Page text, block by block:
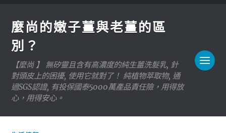
麼尚的嫩子薑與老薑的區
別？
【麼尚 】 無矽靈且含有高濃度的純生薑洗髮乳, 針
對頭皮上的困擾, 使用它就對了！ 純植物萃取物, 通
過SGS認證, 有投保國泰5000萬產品責任險，用得放
心，用得安心。